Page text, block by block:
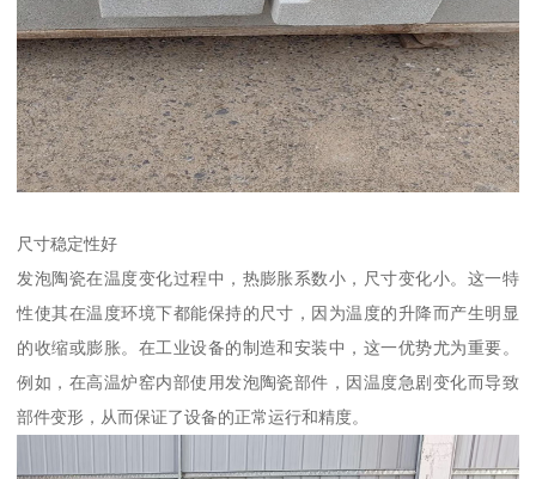
尺寸稳定性好
发泡陶瓷在温度变化过程中，热膨胀系数小，尺寸变化小。这一特
性使其在温度环境下都能保持的尺寸，因为温度的升降而产生明显
的收缩或膨胀。在工业设备的制造和安装中，这一优势尤为重要。
例如，在高温炉窑内部使用发泡陶瓷部件，因温度急剧变化而导致
部件变形，从而保证了设备的正常运行和精度。